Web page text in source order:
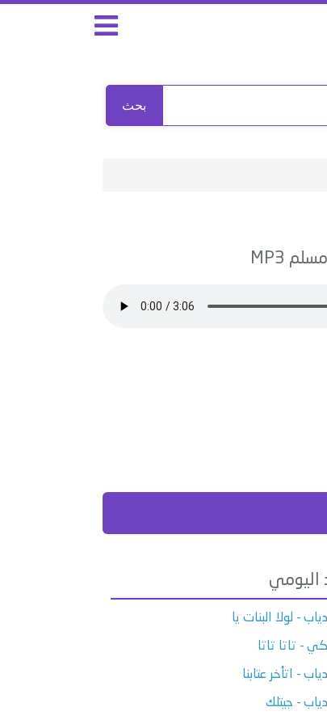
بحث
مسلم
اليومي
- لولا البنات يا
- تاتا تاتا
- اتأخر عتابنا
- جيتلك